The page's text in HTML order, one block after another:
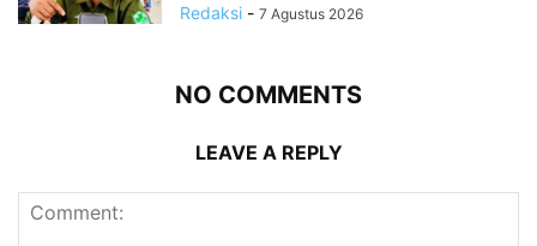
Redaksi - 7 Agustus 2026
NO COMMENTS
LEAVE A REPLY